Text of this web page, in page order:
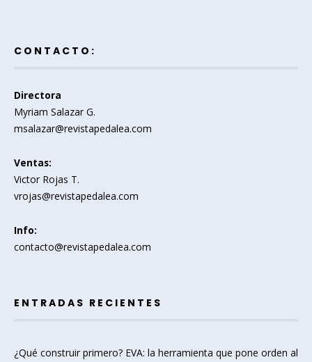
CONTACTO:
Directora
Myriam Salazar G.
msalazar@revistapedalea.com
Ventas:
Victor Rojas T.
vrojas@revistapedalea.com
Info:
contacto@revistapedalea.com
ENTRADAS RECIENTES
¿Qué construir primero? EVA: la herramienta que pone orden al